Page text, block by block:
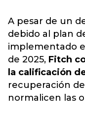
A pesar de un
debido al plan
implementado
de 2025, Fitch
la calificación
recuperación
normalicen las